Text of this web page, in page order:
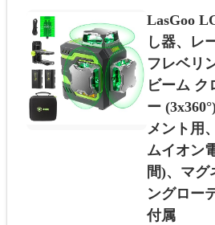
LasGoo
し器、レ
フレベリ
ビーム ク
ー
メント用
ムイオン
間)、マグ
ングロー
付属